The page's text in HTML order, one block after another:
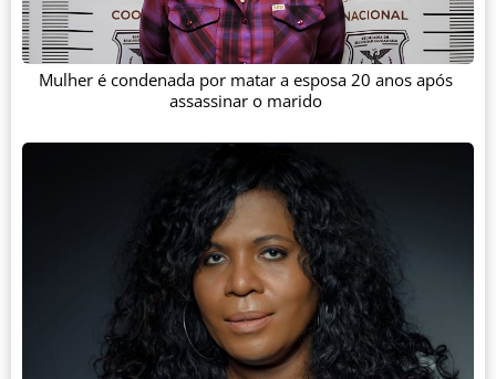
Mulher é condenada por matar a esposa 20 anos após
assassinar o marido